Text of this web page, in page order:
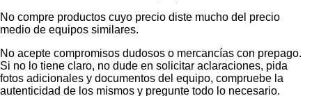
No compre productos cuyo precio diste mucho del precio
medio de equipos similares.
No acepte compromisos dudosos o mercancías con prepago.
Si no lo tiene claro, no dude en solicitar aclaraciones, pida
fotos adicionales y documentos del equipo, compruebe la
autenticidad de los mismos y pregunte todo lo necesario.